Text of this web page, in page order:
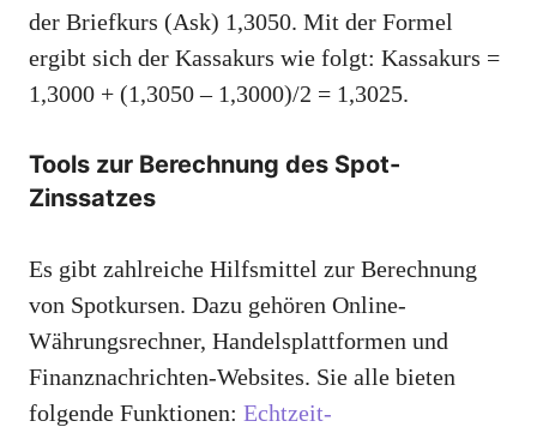
der Briefkurs (Ask) 1,3050. Mit der Formel
ergibt sich der Kassakurs wie folgt: Kassakurs =
1,3000 + (1,3050 – 1,3000)/2 = 1,3025.
Tools zur Berechnung des Spot-
Zinssatzes
Es gibt zahlreiche Hilfsmittel zur Berechnung
von Spotkursen. Dazu gehören Online-
Währungsrechner, Handelsplattformen und
Finanznachrichten-Websites. Sie alle bieten
folgende Funktionen: Echtzeit-